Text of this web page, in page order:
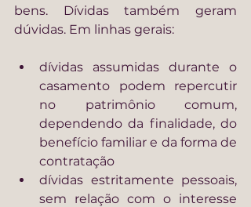
bens. Dívidas também geram
dúvidas. Em linhas gerais:
dívidas assumidas durante o
casamento podem repercutir
no patrimônio comum,
dependendo da finalidade, do
benefício familiar e da forma de
contratação
dívidas estritamente pessoais,
sem relação com o interesse